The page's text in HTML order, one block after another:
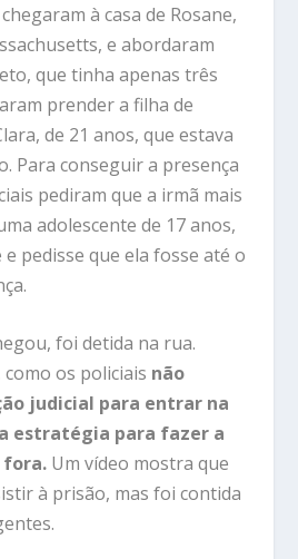
à casa de Rosane,
e abordaram
que tinha apenas três
prender a filha de
de 21 anos, que estava
Para conseguir a presença
pediram que a irmã mais
adolescente de 17 anos,
pedisse que ela fosse até o
foi detida na rua.
os policiais não
judicial para entrar na
estratégia para fazer a
fora. Um vídeo mostra que
à prisão, mas foi contida